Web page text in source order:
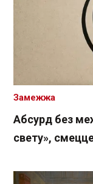
Абсурд без
свету»,
Замежжа